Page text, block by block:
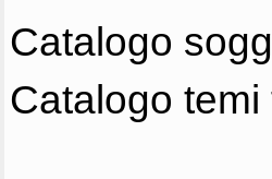
Catalogo
Catalogo temi